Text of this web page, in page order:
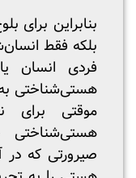
بنابراین برای
بلکه فقط
فردی انسان
هستی‌شناختی
موقتی برای
هستی‌شناختی
صیرورتی که